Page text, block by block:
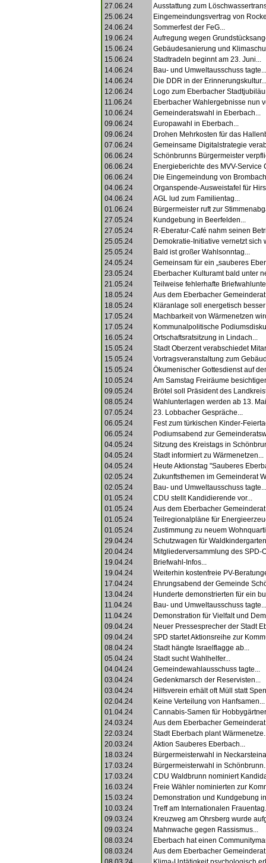
27.06.24
Ausstattung zum
25.06.24
Eingemeindungsvertrag von
24.06.24
Sommerfest der FeG...
19.06.24
Aufregung wegen
15.06.24
Gebäudesanierung und
15.06.24
Stadtradeln beginnt am 23. Juni...
14.06.24
Bau- und Umweltausschuss tagte...
14.06.24
Die DDR in der Erinnerungskultur...
12.06.24
Logo zum Eberbacher
11.06.24
Eberbacher Wahlergebnisse nun
10.06.24
Gemeinderatswahl in Eberbach...
09.06.24
Europawahl in Eberbach...
09.06.24
Drohen Mehrkosten für das
07.06.24
Gemeinsame Digitalstrategie
06.06.24
Schönbrunns Bürgermeister
06.06.24
Energieberichte des MVV-Service
06.06.24
Die Eingemeindung von
04.06.24
Organspende-Ausweistafel für
04.06.24
AGL lud zum Familientag...
01.06.24
Bürgermeister ruft zur
27.05.24
Kundgebung in Beerfelden...
27.05.24
R-Eberatur-Café nahm seinen
25.05.24
Demokratie-Initiative vernetzt sich
25.05.24
Bald ist großer Wahlsonntag...
24.05.24
Gemeinsam für ein „sauberes
23.05.24
Eberbacher Kulturamt bald unter
21.05.24
Teilweise fehlerhafte
18.05.24
Aus dem Eberbacher
18.05.24
Kläranlage soll energetisch
17.05.24
Machbarkeit von Wärmenetzen
17.05.24
Kommunalpolitische
16.05.24
Ortschaftsratsitzung in Lindach...
15.05.24
Stadt Oberzent verabschiedet
15.05.24
Vortragsveranstaltung zum
15.05.24
Ökumenischer Gottesdienst auf
10.05.24
Am Samstag Freiräume
09.05.24
Brötel soll Präsident des
08.05.24
Wahlunterlagen werden ab 13.
07.05.24
23. Lobbacher Gespräche...
06.05.24
Fest zum türkischen Kinder-
06.05.24
Podiumsabend zur
04.05.24
Sitzung des Kreistags in
04.05.24
Stadt informiert zu Wärmenetzen...
04.05.24
Heute Aktionstag "Sauberes
02.05.24
Zukunftsthemen im Gemeinderat
02.05.24
Bau- und Umweltausschuss tagte...
01.05.24
CDU stellt Kandidierende vor...
01.05.24
Aus dem Eberbacher
01.05.24
Teilregionalpläne für
01.05.24
Zustimmung zu neuem
29.04.24
Schutzwagen für
20.04.24
Mitgliederversammlung des SPD-
19.04.24
Briefwahl-Infos...
19.04.24
Weiterhin kostenfreie PV-
17.04.24
Ehrungsabend der Gemeinde
13.04.24
Hunderte demonstrierten für ein
11.04.24
Bau- und Umweltausschuss tagte...
11.04.24
Demonstration für Vielfalt und
09.04.24
Neuer Pressesprecher der Stadt
09.04.24
SPD startet Aktionsreihe zur
08.04.24
Stadt hängte Israelflagge ab...
05.04.24
Stadt sucht Wahlhelfer...
04.04.24
Gemeindewahlausschuss tagte...
03.04.24
Gedenkmarsch der Reservisten...
03.04.24
Hilfsverein erhält oft Müll statt
02.04.24
Keine Verteilung von Hanfsamen...
01.04.24
Cannabis-Samen für
24.03.24
Aus dem Eberbacher
22.03.24
Stadt Eberbach plant
20.03.24
Aktion Sauberes Eberbach...
18.03.24
Bürgermeisterwahl in
17.03.24
Bürgermeisterwahl in
17.03.24
CDU Waldbrunn nominiert
16.03.24
Freie Wähler nominierten zur
15.03.24
Demonstration und Kundgebung
10.03.24
Treff am Internationalen
09.03.24
Kreuzweg am Ohrsberg wurde
09.03.24
Mahnwache gegen Rassismus...
08.03.24
Eberbach hat einen
08.03.24
Aus dem Eberbacher